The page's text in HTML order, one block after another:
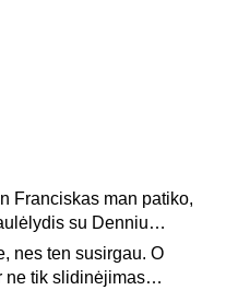
Franciskas man patiko,
su Denniu…
nes ten susirgau. O
ne tik slidinėjimas…